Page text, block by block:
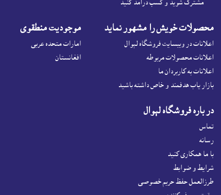
مشترک شوید و کسب درآمد کنید
محصولات خويش را مشهور نمايد
اعلانات در ويبسايت فروشگاه لېوال
اعلانات محصولات مربوطه
اعلانات به کاربردان ما
بازار ياب هدفمند و خاص داشته باشيد
موجوديت منطقوى
امارات متحده عربی
افغانستان
در باره فروشگاه لېوال
تماس
رسانه
با ما همکاری کنید
شرايط و ضوابط
طرزالعمل حفظ حریم خصوصی